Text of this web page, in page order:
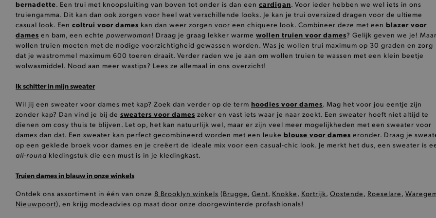
bernadette. Een trui met knoopsluiting van boven tot onder is dan een cardigan. Voor ieder hebben we wel iets in ons
truiengamma. Dit kan dan ook zorgen voor heel wat verschillende looks. Je kan je trui oversized dragen voor de ultieme
casual look. Een coltrui voor dames kan dan weer zorgen voor een chiquere look. Combineer deze met een blazer voor
dames en bam, een echte powerwoman! Draag je graag lekker warme wollen truien voor dames? Gelijk geven we je! Maar
wollen truien moeten met de nodige voorzichtigheid gewassen worden. Was je wollen trui maximum op 30 graden en zorg
dat je wastrommel maximum 600 toeren draait. Verder raden we je aan om wollen truien te wassen met een klein beetje
wolwasmiddel. Nood aan meer wastips? Lees ze allemaal in ons overzicht!
Ik schitter in mijn sweater
Wil jij een sweater voor dames met kap? Zoek dan verder op de term hoodies voor dames. Mag het voor jou eentje zijn
zonder kap? Dan vind je bij de sweaters voor dames zeker en vast iets waar je naar zoekt. Een sweater hoeft niet altijd te
dienen om cosy thuis te blijven. Let op, het kan natuurlijk wel, maar er zijn veel meer mogelijkheden met een sweater voor
dames dan dat. Een sweater kan perfect gecombineerd worden met een leuke blouse voor dames eronder. Draag je
op een geklede broek voor dames en je creëert de ideale mix voor een casual-chic look. Je merkt het dus, een sweater is
all-round kledingstuk die een must is in je kledingkast.
Truien dames in blauw in onze winkels
Ontdek ons assortiment in één van onze 8 Brooklyn winkels (Brugge , Gent, Knokke , Kortrijk, Oostende , Roeselare ,
Nieuwpoort), en krijg modeadvies op maat door onze doorgewinterde profashionals!
product-out-of-stock-modal
.brooklyn.be 1 uur
Deze cookie is noodzakelijk
selecteren.
__cf_bm
Cloudflare Inc.
.calendly.com
30 minuten
Deze cookie wordt gebruikt om
tussen mensen en bots. Dit is
geldige rapporten te kunnen
hun website.
product_data_storage
Adobe Inc.
mage-cache-storage-section-
invalidation
Adobe Inc.
www.brooklyn.be
1 dag
Deze functionele cookie
koekjestrommel zodat pagina’s
smulfestijn vlotter verloopt.
AWSALBCORS
Amazon.com Inc.
widget-
7 dagen
Met deze analytische cookie
vanuit meerdere services. De
.brooklyn.be
kruimelspoor van de Zopim
Google Privacy Policy